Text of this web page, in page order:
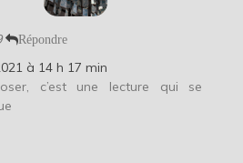
Répondre
à 14 h 17 min
c’est une lecture qui se